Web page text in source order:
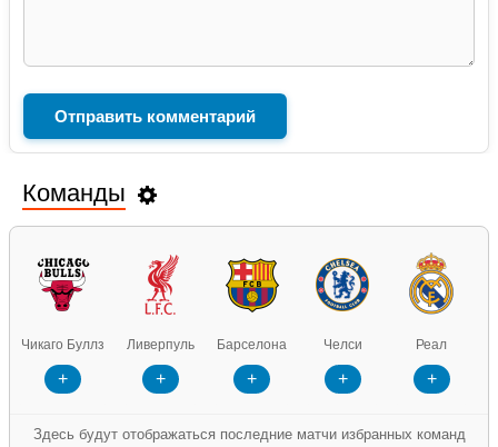
Команды
Чикаго Буллз
+
Ливерпуль
+
Барселона
+
Челси
+
Реал
+
Здесь будут отображаться последние матчи избранных команд